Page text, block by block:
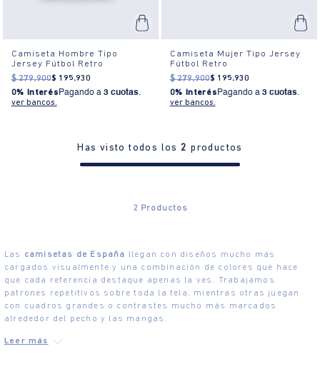
Camiseta Hombre Tipo
Jersey Fútbol Retro
$ 279.900$ 195.930
0% Interés Pagando a 3 cuotas.
ver bancos.
Camiseta Mujer Tipo Jersey
Fútbol Retro
$ 279.900$ 195.930
0% Interés Pagando a 3 cuotas.
ver bancos.
Has visto todos los2 productos
2 Productos
Las camisetas de España
llegan con diseños mucho más
cargados visualmente y una combinación de colores que hace
que cada referencia destaque apenas la ves. Trabajamos
patrones repetitivos sobre toda la tela, mientras otras juegan
con cuadros grandes o contrastes mucho más marcados
alrededor del pecho y las mangas.